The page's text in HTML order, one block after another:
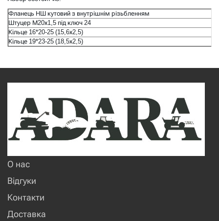
Фланець НШ кутовий з внутрішнім різьбленням
Штуцер М20х1,5 під ключ 24
Кільце 16*20-25 (15,6х2,5)
Кільце 19*23-25 (18,5х2,5)
О нас
Відгуки
Контакти
Доставка